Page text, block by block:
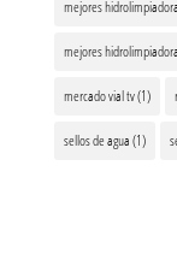
mejores
mejores
mercado vial tv(1)
sellos de agua(1)